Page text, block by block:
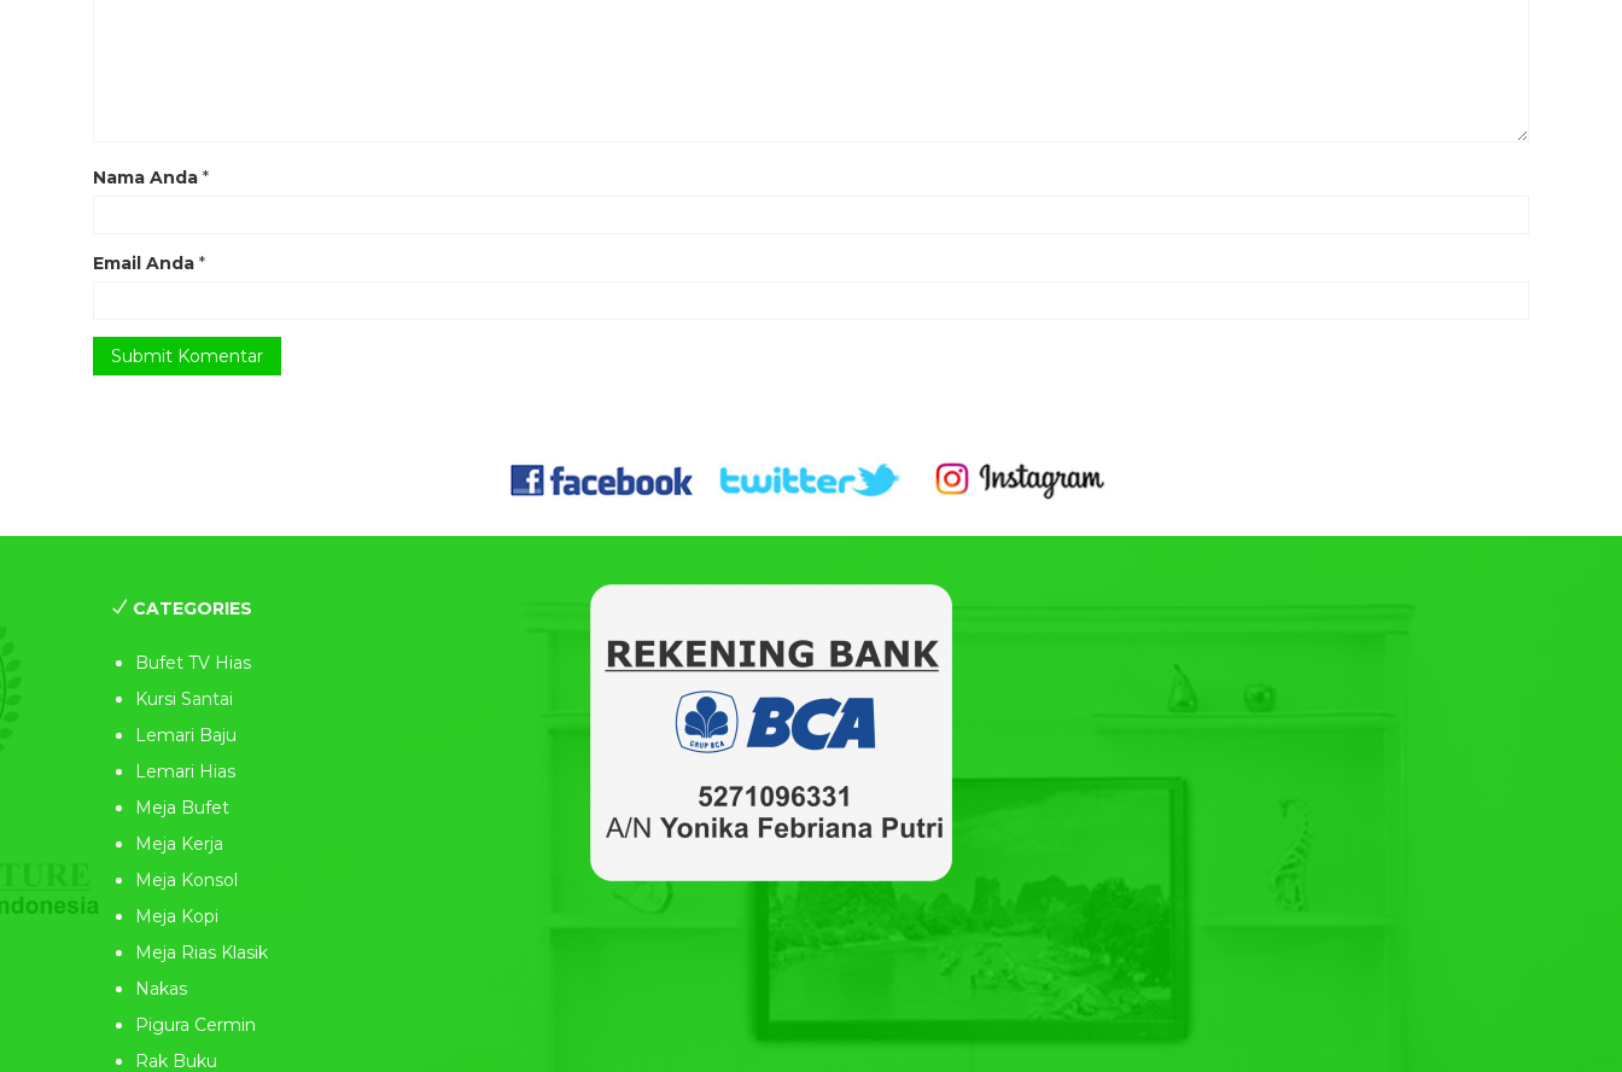
Meja Direktur Jati Ukir Mewah Jepara
Meja Kerja Jati
Anda bisa berbelanja online produkfurniture jepara
di tempat kami karena kami menyediakan
berbagai jenis mebel disini dengan harga terjangkau dibandingkan dengan toko online mebel lain di
Jepara dengan kualitas yang bagus dan terjamin. Anda juga dapat memesan furniture custom yang
sesuai dengan kebutuhan rumah dan selera anda di tempat kami. Segera hubungi
Nama Anda *
Email Anda *
CATEGORIES
Bufet TV Hias
Kursi Santai
Lemari Baju
Lemari Hias
Meja Bufet
Meja Kerja
Meja Konsol
Meja Kopi
Meja Rias Klasik
Nakas
Pigura Cermin
Rak Buku